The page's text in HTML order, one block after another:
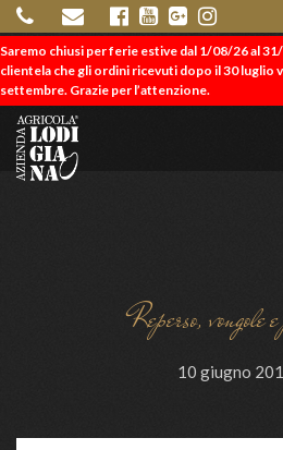
Saremo chiusi per ferie estive dal 1/08/26 al
clientela che gli ordini ricevuti dopo il 30 luglio
settembre. Grazie per l’attenzione.
Reperso, vongole
10 giugno